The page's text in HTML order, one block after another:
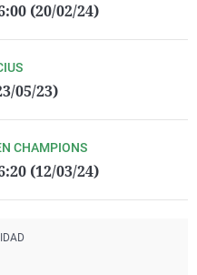
(20/02/24)
05/23)
CHAMPIONS
(12/03/24)